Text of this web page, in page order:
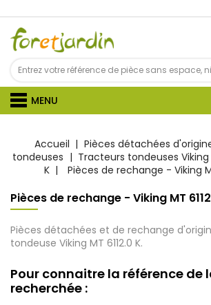
MENU
Accueil Pièces détachées
tondeuses
Tracteurs tondeuses Viking
K
Pièces de rechange - Viking
Pièces de rechange - Viking MT
Pièces détachées et de rechange
tondeuse Viking MT 6112.0 K.
Pour connaitre la référence de
recherchée :